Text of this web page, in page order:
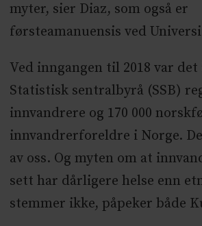
utdanningsinstitusjonene
yrkesgrupper som møter
arbeid må bli anerkjent og
viktig nøkkel til forbedring
migrasjonshelse. Det er også
akademiske institusjoner
med temaer som
og
kompetansehevning om
myter, sier Diaz, som også er
førsteamanuensis ved
Ved inngangen til 2018 var
Statistisk sentralbyrå (SSB)
innvandrere og 170 000
innvandrerforeldre i Norge.
av oss. Og myten om at
sett har dårligere helse enn
stemmer ikke, påpeker både